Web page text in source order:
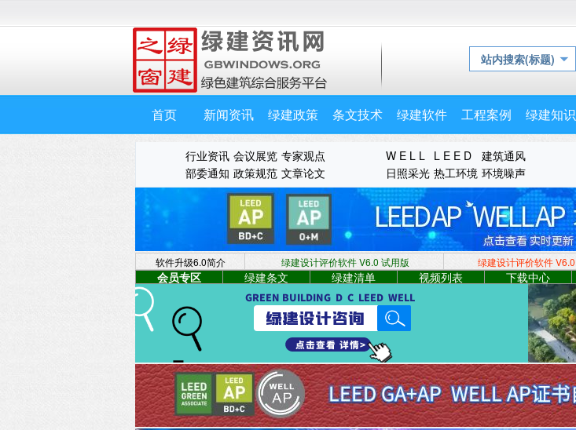
站内搜索(标题)
首页 新闻资讯 绿建政策 条文技术 绿建软件 工程案例 绿建知识
行业资讯 会议展览 专家观点
部委通知 政策规范 文章论文
W E L L L E E D
建筑通风
日照采光 热工环境 环境噪声
软件升级6.0简介 绿建设计评价软件 V6.0 试用版 绿建设计评价软件 V6.0
会员专区 绿建条文 绿建清单 视频列表 下载中心